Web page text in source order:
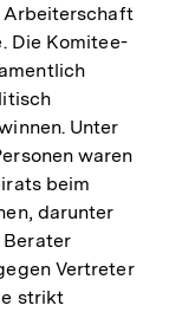
Arbeiterschaft
Die Komitee-
Unter
waren
beim
darunter
Berater
Vertreter
strikt